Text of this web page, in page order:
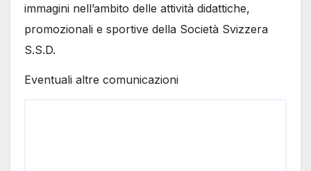
immagini nell’ambito delle attività didattiche,
promozionali e sportive della Società Svizzera
S.S.D.
Eventuali altre comunicazioni